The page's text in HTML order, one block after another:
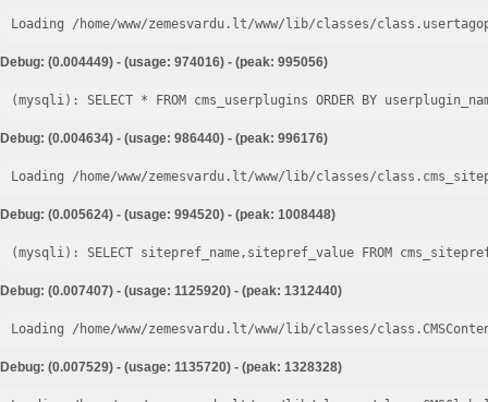
Loading /home/www/zemesvardu.lt/www/lib/classes/
Debug: (0.004449) - (usage: 974016) - (peak: 995056)
Debug: (0.004634) - (usage: 986440) - (peak: 996176)
Loading /home/www/zemesvardu.lt/www/lib/classes/
Debug: (0.005624) - (usage: 994520) - (peak: 1008448)
Debug: (0.007407) - (usage: 1125920) - (peak: 1312440)
Loading /home/www/zemesvardu.lt/www/lib/classes/
Debug: (0.007529) - (usage: 1135720) - (peak: 1328328)